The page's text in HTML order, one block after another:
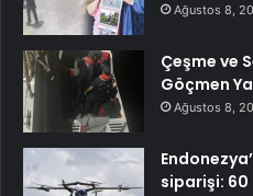
Ağustos 8,
Çeşme ve
Göçmen
Ağustos 8,
siparişi: 60